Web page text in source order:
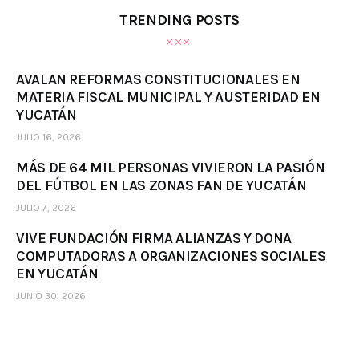
TRENDING POSTS
AVALAN REFORMAS CONSTITUCIONALES EN
MATERIA FISCAL MUNICIPAL Y AUSTERIDAD EN
YUCATÁN
JULIO 16, 2026
MÁS DE 64 MIL PERSONAS VIVIERON LA PASIÓN
DEL FÚTBOL EN LAS ZONAS FAN DE YUCATÁN
JULIO 7, 2026
VIVE FUNDACIÓN FIRMA ALIANZAS Y DONA
COMPUTADORAS A ORGANIZACIONES SOCIALES
EN YUCATÁN
JUNIO 30, 2026